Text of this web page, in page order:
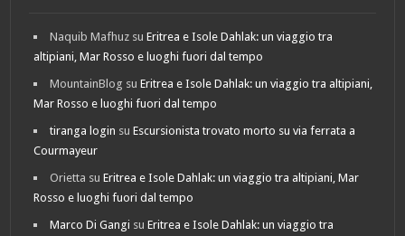
Naquib Mafhuz suEritrea e Isole Dahlak: un viaggio tra
altipiani, Mar Rosso e luoghi fuori dal tempo
MountainBlog suEritrea e Isole Dahlak: un viaggio tra altipiani,
Mar Rosso e luoghi fuori dal tempo
tiranga login suEscursionista trovato morto su via ferrata a
Courmayeur
Orietta suEritrea e Isole Dahlak: un viaggio tra altipiani, Mar
Rosso e luoghi fuori dal tempo
Marco Di Gangi suEritrea e Isole Dahlak: un viaggio tra